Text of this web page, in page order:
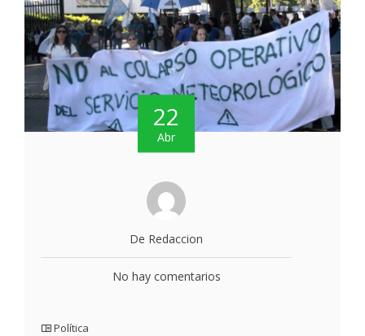
22
Abr
De Redaccion
No hay comentarios
Política